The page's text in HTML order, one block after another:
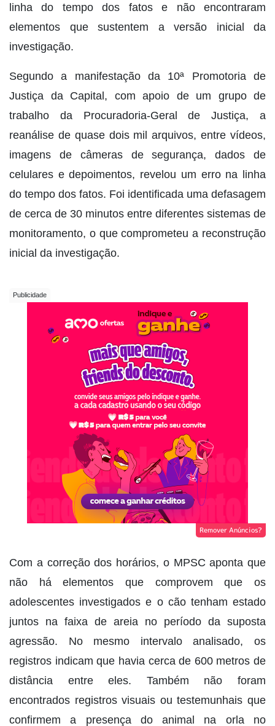
linha do tempo dos fatos e não encontraram
elementos que sustentem a versão inicial da
investigação.
Segundo a manifestação da 10ª Promotoria de
Justiça da Capital, com apoio de um grupo de
trabalho da Procuradoria-Geral de Justiça, a
reanálise de quase dois mil arquivos, entre vídeos,
imagens de câmeras de segurança, dados de
celulares e depoimentos, revelou um erro na linha
do tempo dos fatos. Foi identificada uma defasagem
de cerca de 30 minutos entre diferentes sistemas de
monitoramento, o que comprometeu a reconstrução
inicial da investigação.
Remover Anúncios?
Com a correção dos horários, o MPSC aponta que
não há elementos que comprovem que os
adolescentes investigados e o cão tenham estado
juntos na faixa de areia no período da suposta
agressão. No mesmo intervalo analisado, os
registros indicam que havia cerca de 600 metros de
distância entre eles. Também não foram
encontrados registros visuais ou testemunhais que
confirmem a presença do animal na orla no